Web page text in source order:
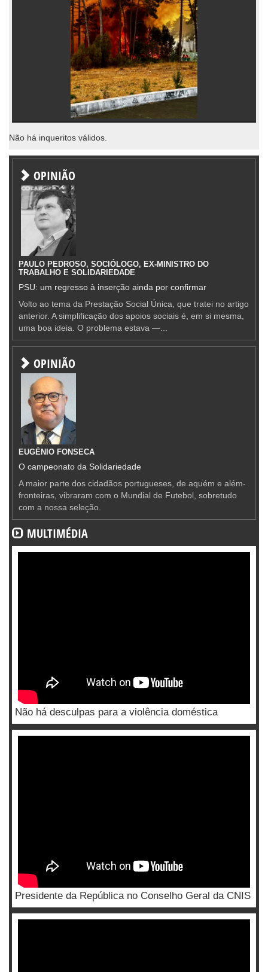
Não há inqueritos válidos.
OPINIÃO
PAULO PEDROSO, SOCIÓLOGO, EX-MINISTRO DO
TRABALHO E SOLIDARIEDADE
PSU: um regresso à inserção ainda por confirmar
Volto ao tema da Prestação Social Única, que tratei no artigo
anterior. A simplificação dos apoios sociais é, em si mesma,
uma boa ideia. O problema estava —...
OPINIÃO
EUGÉNIO FONSECA
O campeonato da Solidariedade
A maior parte dos cidadãos portugueses, de aquém e além-
fronteiras, vibraram com o Mundial de Futebol, sobretudo
com a nossa seleção.
MULTIMÉDIA
Não há desculpas para a violência doméstica
Presidente da República no Conselho Geral da CNIS